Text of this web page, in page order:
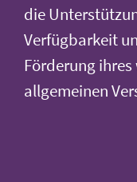
die
Verfügbarkeit
Förderung
allgemeinen